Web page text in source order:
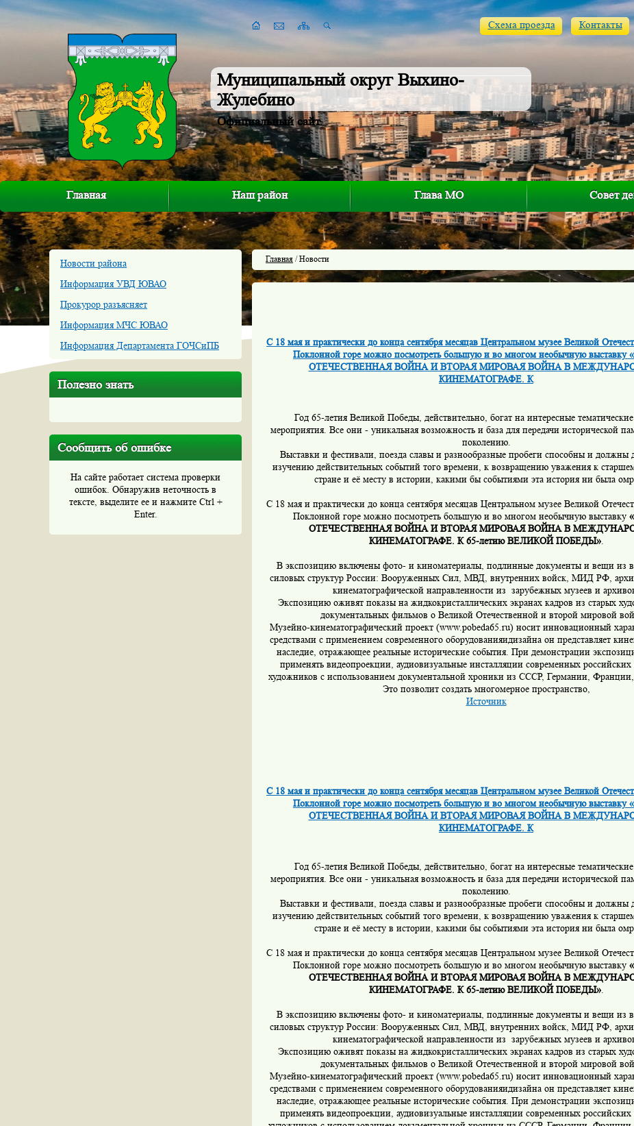
Муниципальный округ Выхино-
Жулебино
Официальный сайт
Схема проезда Контакты
Главная Наш район Глава МО Совет
Новости района
Информация УВД ЮВАО
Прокурор разъясняет
Информация МЧС ЮВАО
Информация Департамента ГОЧСиПБ
Полезно знать
Сообщить об ошибке
На сайте работает система проверки
ошибок. Обнаружив неточность в
тексте, выделите ее и нажмите Ctrl +
Enter.
Главная / Новости
С 18 мая и практически до конца сентября месяцав Центральном музее Великой
Поклонной горе можно посмотреть большую и во многом необычную
ОТЕЧЕСТВЕННАЯ ВОЙНА И ВТОРАЯ МИРОВАЯ ВОЙНА В
КИНЕМАТОГРАФЕ. К
Год 65-летия Великой Победы, действительно, богат на интересные
мероприятия. Все они - уникальная возможность и база для передачи исторической
поколению.
Выставки и фестивали, поезда славы и разнообразные пробеги способны и должны
изучению действительных событий того времени, к возвращению уважения к
стране и её месту в истории, какими бы событиями эта история ни была
С 18 мая и практически до конца сентября месяцав Центральном музее Великой
Поклонной горе можно посмотреть большую и во многом необычную выставку
ОТЕЧЕСТВЕННАЯ ВОЙНА И ВТОРАЯ МИРОВАЯ ВОЙНА В
КИНЕМАТОГРАФЕ. К 65-летию ВЕЛИКОЙ ПОБЕДЫ».
В экспозицию включены фото- и киноматериалы, подлинные документы и вещи из
силовых структур России: Вооруженных Сил, МВД, внутренних войск, МИД РФ,
кинематографической направленности из зарубежных музеев и
Экспозицию оживят показы на жидкокристаллических экранах кадров из старых
документальных фильмов о Великой Отечественной и второй мировой
Музейно-кинематографический проект (www.pobeda65.ru) носит инновационный
средствами с применением современного оборудованияидизайна он представляет
наследие, отражающее реальные исторические события. При демонстрации
применять видеопроекции, аудиовизуальные инсталляции современных
художников с использованием документальной хроники из СССР, Германии,
Это позволит создать многомерное пространство,
Источник
С 18 мая и практически до конца сентября месяцав Центральном музее Великой
Поклонной горе можно посмотреть большую и во многом необычную
ОТЕЧЕСТВЕННАЯ ВОЙНА И ВТОРАЯ МИРОВАЯ ВОЙНА В
КИНЕМАТОГРАФЕ. К
Год 65-летия Великой Победы, действительно, богат на интересные
мероприятия. Все они - уникальная возможность и база для передачи исторической
поколению.
Выставки и фестивали, поезда славы и разнообразные пробеги способны и должны
изучению действительных событий того времени, к возвращению уважения к
стране и её месту в истории, какими бы событиями эта история ни была
С 18 мая и практически до конца сентября месяцав Центральном музее Великой
Поклонной горе можно посмотреть большую и во многом необычную выставку
ОТЕЧЕСТВЕННАЯ ВОЙНА И ВТОРАЯ МИРОВАЯ ВОЙНА В
КИНЕМАТОГРАФЕ. К 65-летию ВЕЛИКОЙ ПОБЕДЫ».
В экспозицию включены фото- и киноматериалы, подлинные документы и вещи из
силовых структур России: Вооруженных Сил, МВД, внутренних войск, МИД РФ,
кинематографической направленности из зарубежных музеев и
Экспозицию оживят показы на жидкокристаллических экранах кадров из старых
документальных фильмов о Великой Отечественной и второй мировой
Музейно-кинематографический проект (www.pobeda65.ru) носит инновационный
средствами с применением современного оборудованияидизайна он представляет
наследие, отражающее реальные исторические события. При демонстрации
применять видеопроекции, аудиовизуальные инсталляции современных